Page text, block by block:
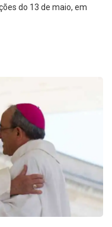
do 13 de maio, em